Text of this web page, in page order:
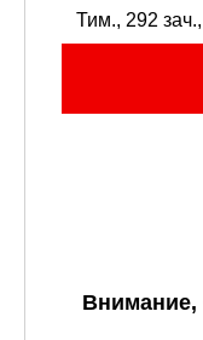
Тим., 292
Внимание,